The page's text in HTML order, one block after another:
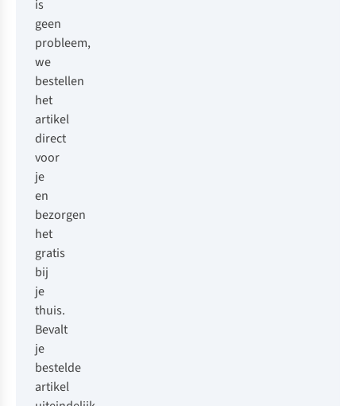
is
geen
probleem,
we
bestellen
het
artikel
direct
voor
je
en
bezorgen
het
gratis
bij
je
thuis.
Bevalt
je
bestelde
artikel